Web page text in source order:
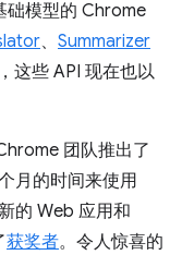
础模型的 Chrome
、 Summarizer
这些 API 现在也以
团队推出了
月的时间来使用
的 Web 应用和
获奖者。令人惊喜的